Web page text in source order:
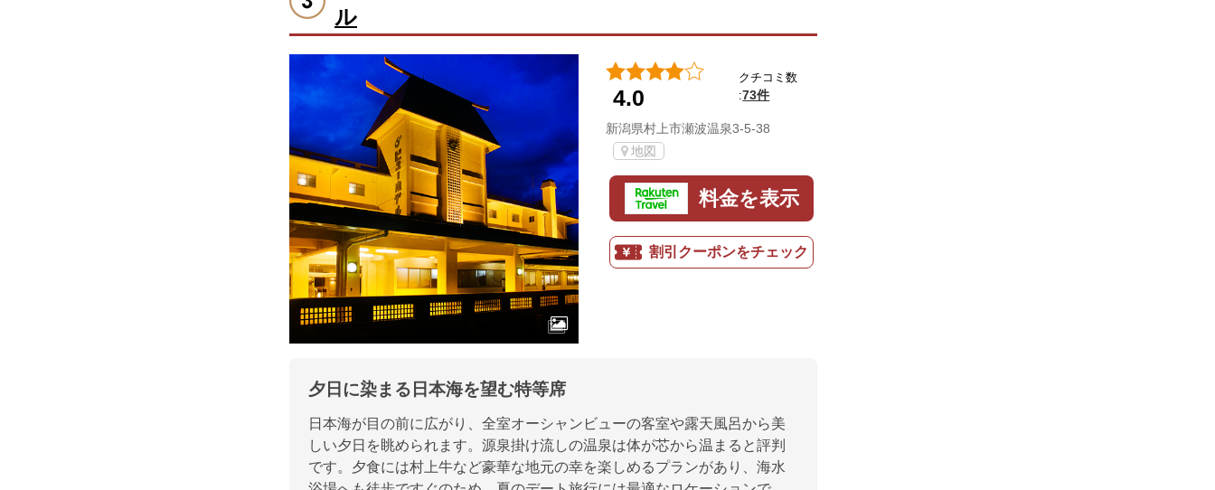
ル
4.0
クチコミ数
:73件
新潟県村上市瀬波温泉3-5-38
地図
料金を表示
割引クーポンをチェック
夕日に染まる日本海を望む特等席
日本海が目の前に広がり、全室オーシャンビューの客室や露天風呂から美
しい夕日を眺められます。源泉掛け流しの温泉は体が芯から温まると評判
です。夕食には村上牛など豪華な地元の幸を楽しめるプランがあり、海水